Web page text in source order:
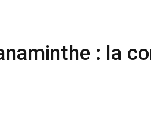
: la